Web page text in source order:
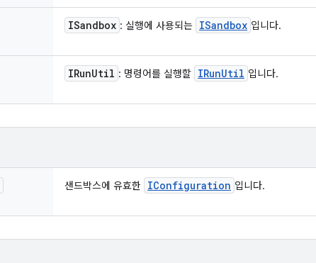
ISandbox : 실행에 사용되는 ISandbox 입니다.
IRunUtil : 명령어를 실행할 IRunUtil 입니다.
샌드박스에 유효한 IConfiguration 입니다.